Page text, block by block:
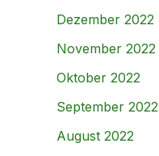
Dezember 2022
November 2022
Oktober 2022
September 2022
August 2022